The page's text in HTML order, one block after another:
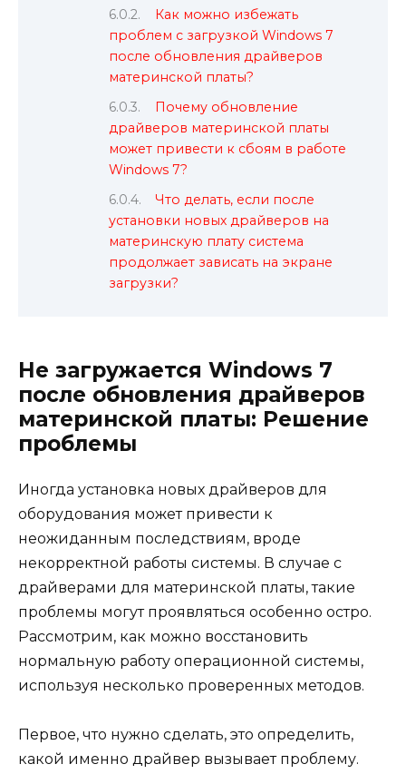
Как можно избежать
проблем с загрузкой Windows 7
после обновления драйверов
материнской платы?
Почему обновление
драйверов материнской платы
может привести к сбоям в работе
Windows 7?
Что делать, если после
установки новых драйверов на
материнскую плату система
продолжает зависать на экране
загрузки?
Не загружается Windows 7
после обновления драйверов
материнской платы: Решение
проблемы
Иногда установка новых драйверов для
оборудования может привести к
неожиданным последствиям, вроде
некорректной работы системы. В случае с
драйверами для материнской платы, такие
проблемы могут проявляться особенно остро.
Рассмотрим, как можно восстановить
нормальную работу операционной системы,
используя несколько проверенных методов.
Первое, что нужно сделать, это определить,
какой именно драйвер вызывает проблему.